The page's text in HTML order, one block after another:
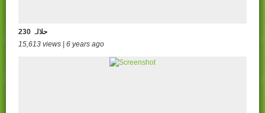
230 حلالہ
15,613 views | 6 years ago